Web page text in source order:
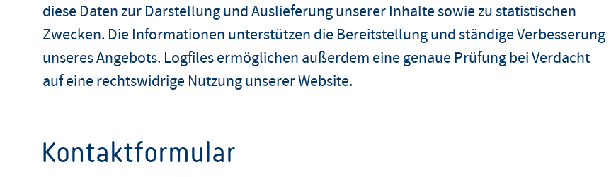
diese Daten zur Darstellung und Auslieferung unserer Inhalte sowie zu statistischen
Zwecken. Die Informationen unterstützen die Bereitstellung und ständige Verbesserung
unseres Angebots. Logfiles ermöglichen außerdem eine genaue Prüfung bei Verdacht
auf eine rechtswidrige Nutzung unserer Website.
Kontaktformular